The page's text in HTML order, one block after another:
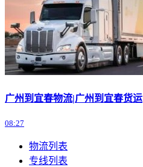
广州到宜春物流|广州到宜春货运
08:27
物流列表
专线列表